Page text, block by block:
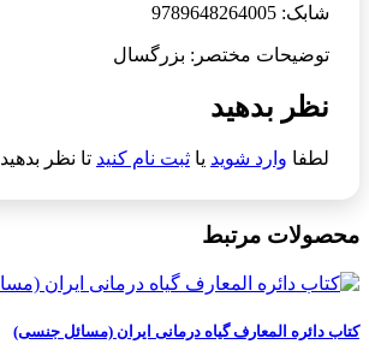
شابک: 9789648264005
توضیحات مختصر: بزرگسال
نظر بدهید
لطفا وارد شوید یا ثبت نام کنید تا نظر بدهید
محصولات مرتبط
کتاب دائره المعارف گیاه درمانی ایران (مسائل جنسی)